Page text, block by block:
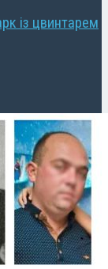
із цвинтарем